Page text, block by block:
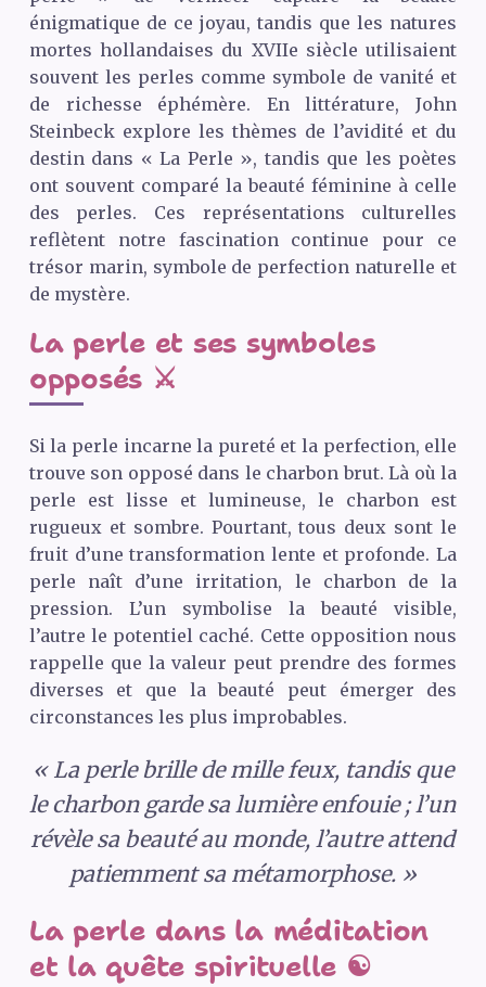
énigmatique de ce joyau, tandis que les natures
mortes hollandaises du XVIIe siècle utilisaient
souvent les perles comme symbole de vanité et
de richesse éphémère. En littérature, John
Steinbeck explore les thèmes de l’avidité et du
destin dans « La Perle », tandis que les poètes
ont souvent comparé la beauté féminine à celle
des perles. Ces représentations culturelles
reflètent notre fascination continue pour ce
trésor marin, symbole de perfection naturelle et
de mystère.
La perle et ses symboles
opposés ⚔️
Si la perle incarne la pureté et la perfection, elle
trouve son opposé dans le charbon brut. Là où la
perle est lisse et lumineuse, le charbon est
rugueux et sombre. Pourtant, tous deux sont le
fruit d’une transformation lente et profonde. La
perle naît d’une irritation, le charbon de la
pression. L’un symbolise la beauté visible,
l’autre le potentiel caché. Cette opposition nous
rappelle que la valeur peut prendre des formes
diverses et que la beauté peut émerger des
circonstances les plus improbables.
« La perle brille de mille feux, tandis que
le charbon garde sa lumière enfouie ; l’un
révèle sa beauté au monde, l’autre attend
patiemment sa métamorphose. »
La perle dans la méditation
et la quête spirituelle ☯️